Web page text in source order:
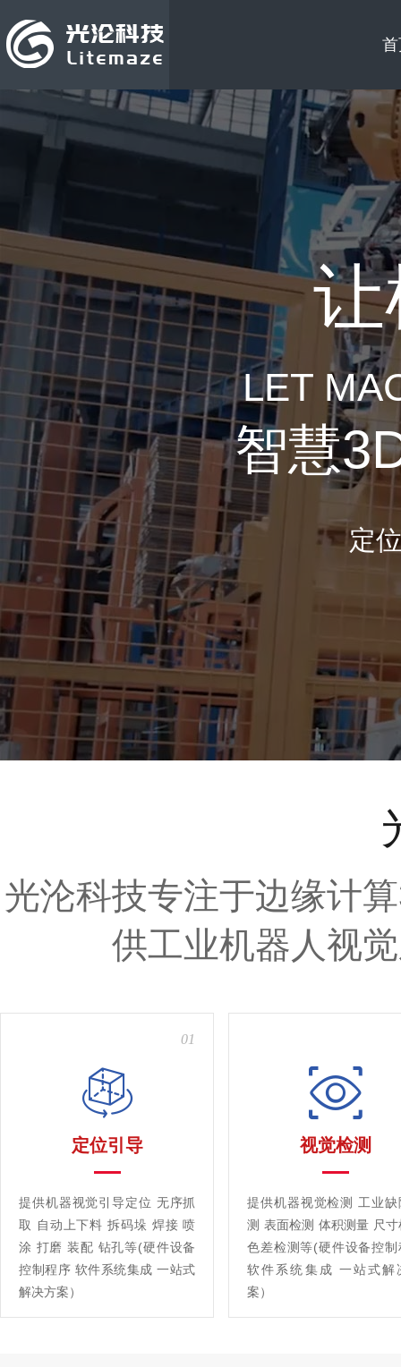
LET
智慧
定
光沦科技专注于边缘计
供工业机器人视
01
定位引导
提供机器视觉引导定位 无序抓
取 自动上下料 拆码垛 焊接 喷
涂 打磨 装配 钻孔等(硬件设备
控制程序 软件系统集成 一站式
解决方案）
视觉检测
提供机器视觉检测 工业缺
测 表面检测 体积测量 尺寸
色差检测等(硬件设备控制
软件系统集成 一站式解
案）